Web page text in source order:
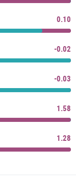
0.10
-0.02
-0.03
1.58
1.28